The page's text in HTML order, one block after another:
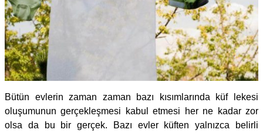
Bütün evlerin zaman zaman bazı kısımlarında küf lekesi
oluşumunun gerçekleşmesi kabul etmesi her ne kadar zor
olsa da bu bir gerçek. Bazı evler küften yalnızca belirli